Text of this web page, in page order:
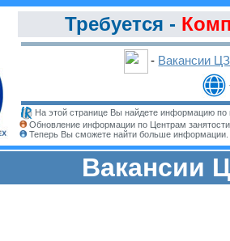
Требуется -
- Вакансии
На этой странице Вы найдете информацию по
Обновление информации по Центрам
Теперь Вы сможете найти больше информации.
Вакансии